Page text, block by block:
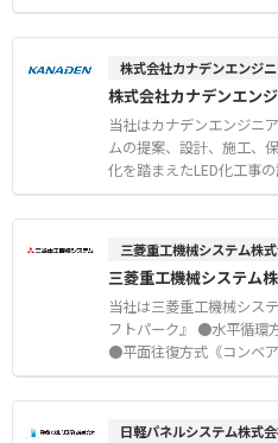
株式会社カナデンエンジ
株式会社カナデンエン
当社はカナデンエンジニ
ムの提案、設計、施工、
化を踏まえたLED化工事
公庁向けのCCTV、テレ
の工事、保守、メンテナ
ンテナンス などの見積及
お気軽にお問い合わせく
三菱重工機械システム株
三菱重工機械システム
当社は三菱重工機械シス
フトパーク』 ●水平循環
●平面往復方式《コンベ
ングシステム ●平面往復
ク などの見積及び問い合
日軽パネルシステム株式